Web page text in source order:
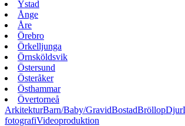
Ystad
Ånge
Åre
Örebro
Örkelljunga
Örnsköldsvik
Östersund
Österåker
Östhammar
Övertorneå
ArkitekturBarn/Baby/GravidBostadBröllopDjur
fotografiVideoproduktion